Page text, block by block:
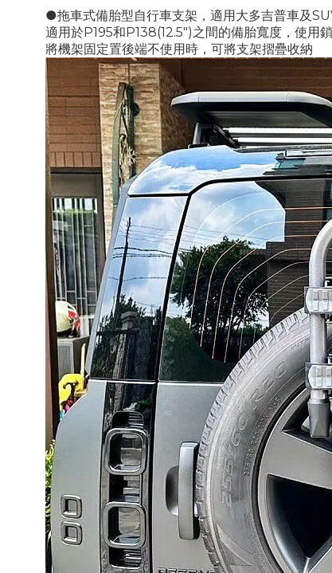
●拖車式備胎型自行車支架，適用大多吉普車及
適用於P195和P138(12.5")之間的備胎寬度，使用
將機架固定置後端不使用時，可將支架摺疊收納